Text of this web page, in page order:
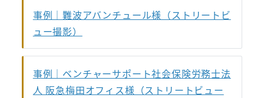
事例｜難波アバンチュール様（ストリートビ
ュー撮影）
事例｜ベンチャーサポート社会保険労務士法
人 阪急梅田オフィス様（ストリートビュー